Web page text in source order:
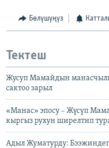
Бөлүшүңүз
Тектеш
Жусуп Мамайдын
сактоо зарыл
«Манас» эпосу – Жүсүп
кыргыз рухун ширелтип
Адыл Жуматурду: